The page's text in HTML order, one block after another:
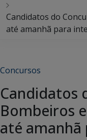
Candidatos do
até amanhã para
Concursos
Candidatos
Bombeiros
até